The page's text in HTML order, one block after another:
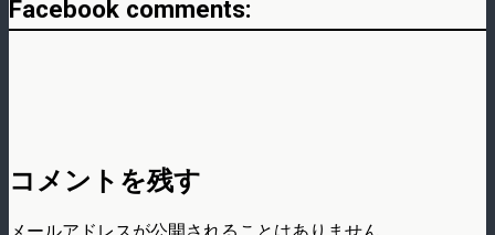
Facebook comments:
コメントを残す